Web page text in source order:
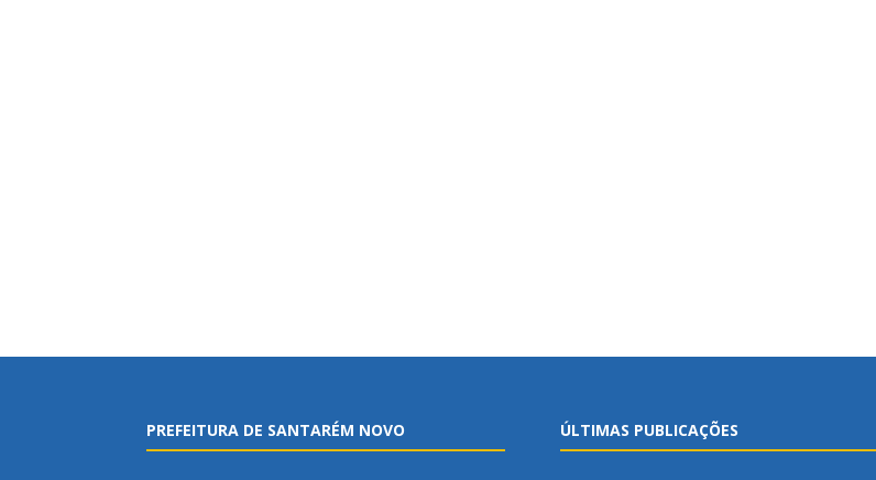
PREFEITURA DE SANTARÉM NOVO ÚLTIMAS PUBLICAÇÕES